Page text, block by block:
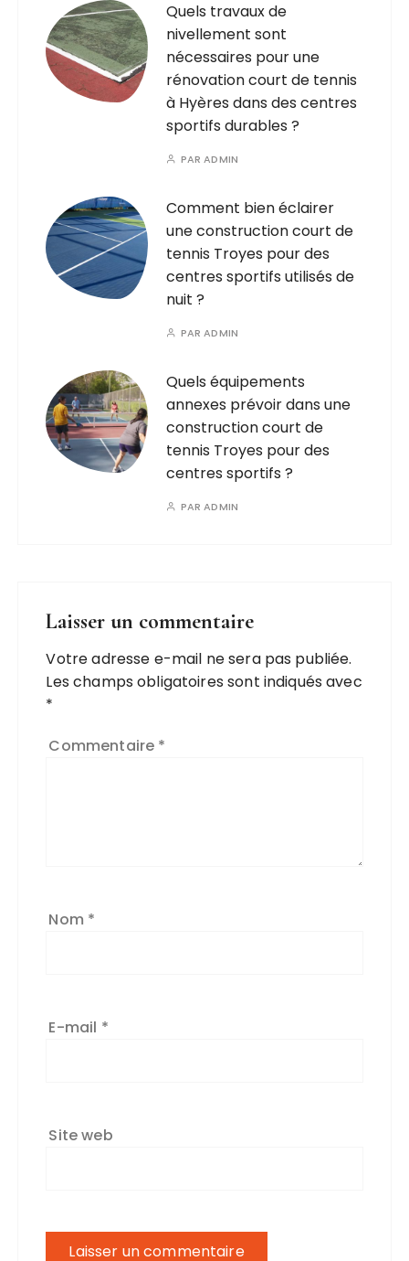
Quels travaux de
nivellement sont
nécessaires pour une
rénovation court de tennis
à Hyères dans des centres
sportifs durables ?
PARADMIN
Comment bien éclairer
une construction court de
tennis Troyes pour des
centres sportifs utilisés de
nuit ?
PARADMIN
Quels équipements
annexes prévoir dans une
construction court de
tennis Troyes pour des
centres sportifs ?
PARADMIN
Laisser un commentaire
Votre adresse e-mail ne sera pas publiée.
Les champs obligatoires sont indiqués avec
*
Commentaire *
Nom *
E-mail *
Site web